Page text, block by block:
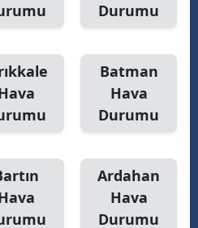
Durumu
Batman
Hava
Durumu
Ardahan
Hava
Durumu